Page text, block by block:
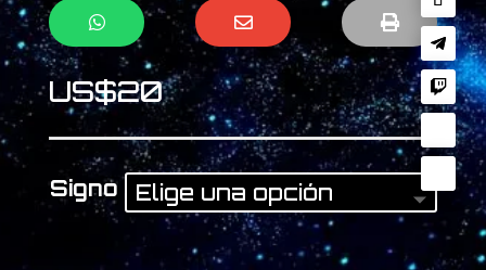
  
US$20
Signo